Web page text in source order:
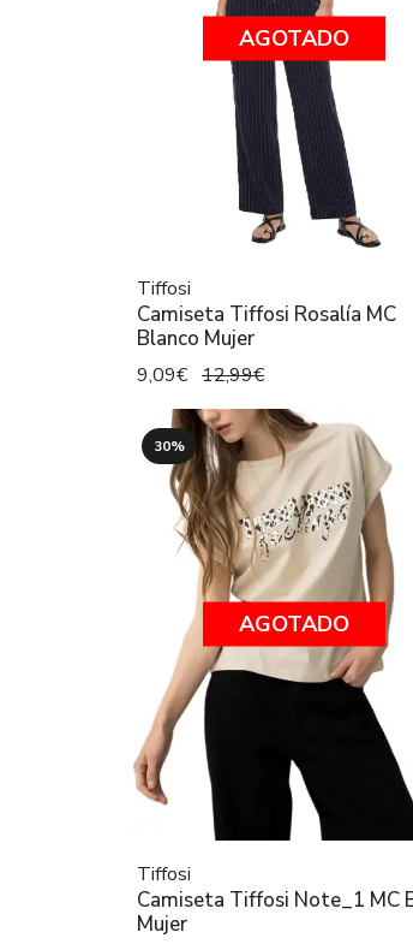
AGOTADO
Tiffosi
Camiseta Tiffosi Rosalía MC
Blanco Mujer
9,09€ 12,99€
30%
AGOTADO
Tiffosi
Camiseta Tiffosi Note_1 MC
Mujer